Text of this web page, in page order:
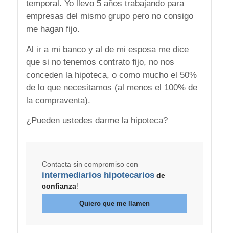
temporal. Yo llevo 5 años trabajando para
empresas del mismo grupo pero no consigo
me hagan fijo.
Al ir a mi banco y al de mi esposa me dice
que si no tenemos contrato fijo, no nos
conceden la hipoteca, o como mucho el 50%
de lo que necesitamos (al menos el 100% de
la compraventa).
¿Pueden ustedes darme la hipoteca?
Contacta sin compromiso con
intermediarios hipotecariosde
confianza!
Quiero que me llamen